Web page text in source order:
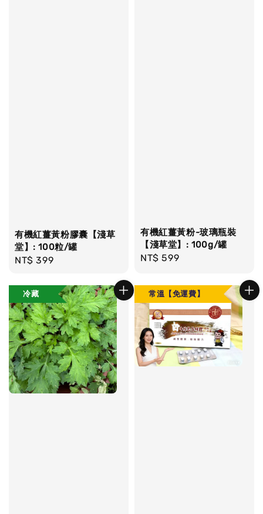
有機紅薑黃粉膠囊【淺草
堂】: 100粒/罐
Regular
NT$ 399
有機紅薑黃粉-玻璃瓶裝
【淺草堂】: 100g/罐
Regular
NT$ 599
冷藏 常溫【免運費】